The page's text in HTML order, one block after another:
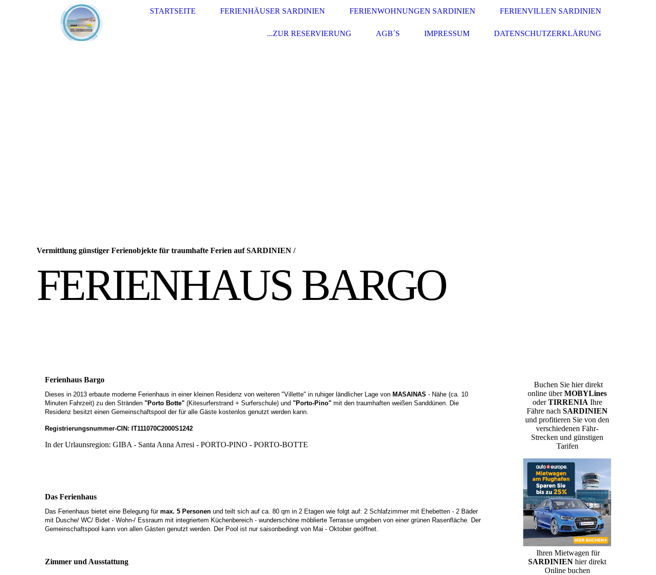
STARTSEITE FERIENHÄUSER SARDINIEN FERIENWOHNUNGEN SARDINIEN FERIENVILLEN SARDINIEN
...ZUR RESERVIERUNG AGB´S IMPRESSUM DATENSCHUTZERKLÄRUNG
Vermittlung günstiger Ferienobjekte für traumhafte Ferien auf SARDINIEN /
FERIENHAUS BARGO
Ferienhaus Bargo
Dieses in 2013 erbaute moderne Ferienhaus in einer kleinen Residenz von weiteren "Villette" in ruhiger ländlicher Lage von MASAINAS - Nähe (ca. 10
Minuten Fahrzeit) zu den Stränden "Porto Botte" (Kitesurferstrand + Surferschule) und "Porto-Pino" mit den traumhaften weißen Sanddünen. Die
Residenz besitzt einen Gemeinschaftspool der für alle Gäste kostenlos genutzt werden kann.
Registrierungsnummer-CIN: IT111070C2000S1242
In der Urlaunsregion: GIBA - Santa Anna Arresi - PORTO-PINO - PORTO-BOTTE
Das Ferienhaus
Das Ferienhaus bietet eine Belegung für max. 5 Personen und teilt sich auf ca. 80 qm in 2 Etagen wie folgt auf: 2 Schlafzimmer mit Ehebetten - 2 Bäder
mit Dusche/ WC/ Bidet - Wohn-/ Essraum mit integriertem Küchenbereich - wunderschöne möblierte Terrasse umgeben von einer grünen Rasenfläche. Der
Gemeinschaftspool kann von allen Gästen genutzt werden. Der Pool ist nur saisonbedingt von Mai - Oktober geöffnet.
Zimmer und Ausstattung
Buchen Sie hier direkt
online überMOBYLines
oderTIRRENIA Ihre
Fähre nach SARDINIEN
und profitieren Sie von den
verschiedenen Fähr-
Strecken und günstigen
Tarifen
Ihren Mietwagen für
SARDINIEN hier direkt
Online buchen